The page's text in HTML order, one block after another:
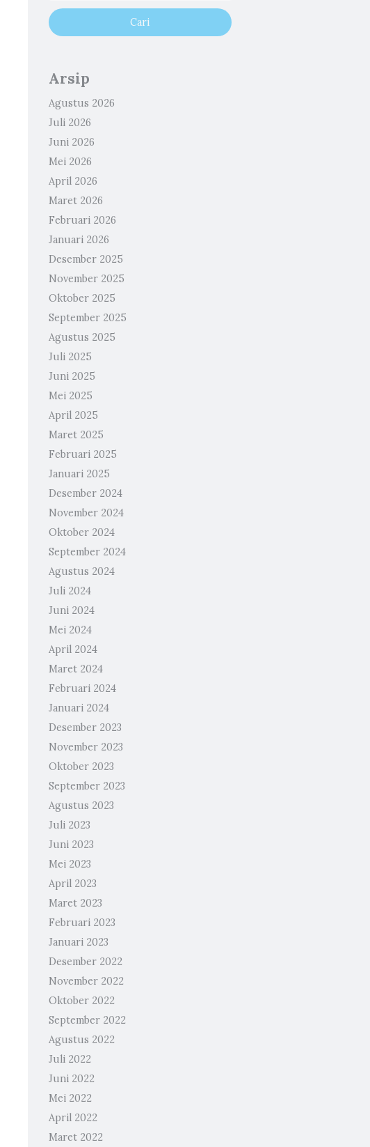
Arsip
Agustus 2026
Juli 2026
Juni 2026
Mei 2026
April 2026
Maret 2026
Februari 2026
Januari 2026
Desember 2025
November 2025
Oktober 2025
September 2025
Agustus 2025
Juli 2025
Juni 2025
Mei 2025
April 2025
Maret 2025
Februari 2025
Januari 2025
Desember 2024
November 2024
Oktober 2024
September 2024
Agustus 2024
Juli 2024
Juni 2024
Mei 2024
April 2024
Maret 2024
Februari 2024
Januari 2024
Desember 2023
November 2023
Oktober 2023
September 2023
Agustus 2023
Juli 2023
Juni 2023
Mei 2023
April 2023
Maret 2023
Februari 2023
Januari 2023
Desember 2022
November 2022
Oktober 2022
September 2022
Agustus 2022
Juli 2022
Juni 2022
Mei 2022
April 2022
Maret 2022